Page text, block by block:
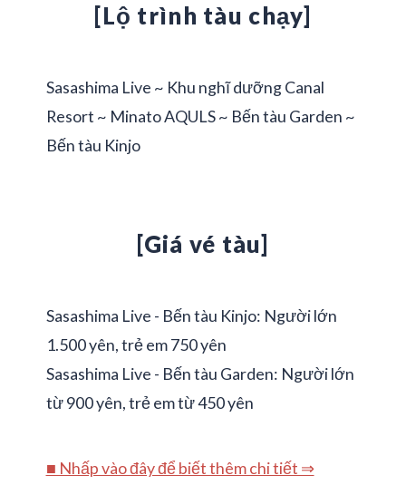
[Lộ trình tàu chạy]
Sasashima Live ~ Khu nghĩ dưỡng Canal
Resort ~ Minato AQULS ~ Bến tàu Garden ~
Bến tàu Kinjo
[Giá vé tàu]
Sasashima Live - Bến tàu Kinjo: Người lớn
1.500 yên, trẻ em 750 yên
Sasashima Live - Bến tàu Garden: Người lớn
từ 900 yên, trẻ em từ 450 yên
■ Nhấp vào đây để biết thêm chi tiết ⇒